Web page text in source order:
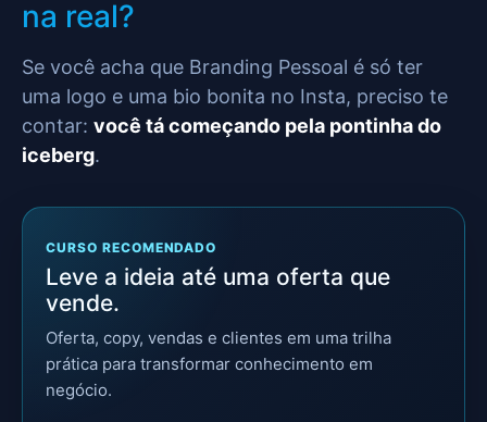
na real?
Se você acha que Branding Pessoal é só ter
uma logo e uma bio bonita no Insta, preciso te
contar: você tá começando pela pontinha do
iceberg.
CURSO RECOMENDADO
Leve a ideia até uma oferta que
vende.
Oferta, copy, vendas e clientes em uma trilha
prática para transformar conhecimento em
negócio.